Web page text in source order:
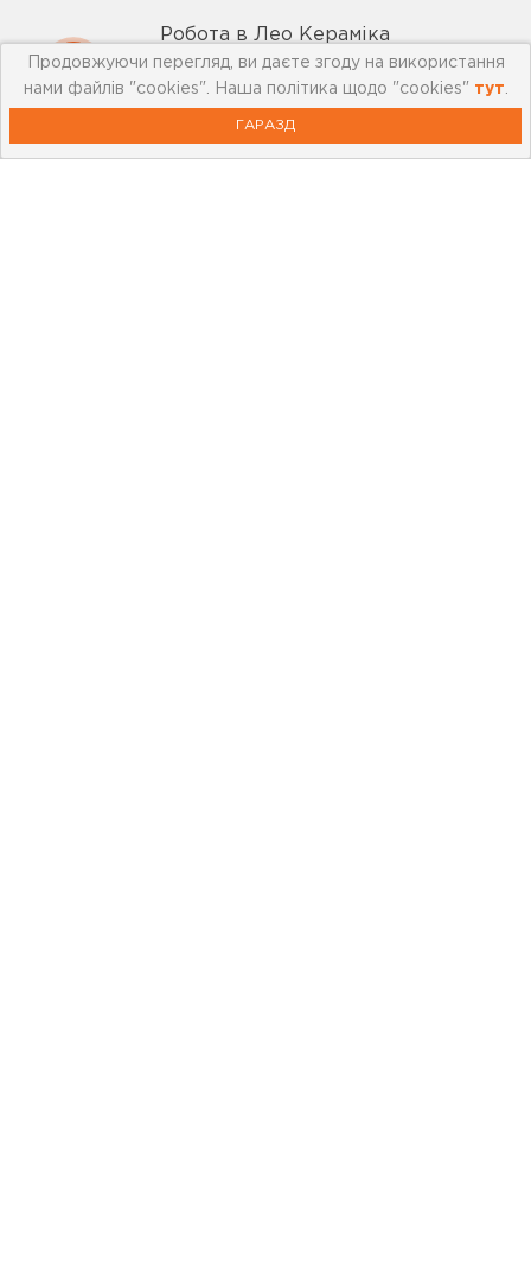
Робота в Лео Кераміка
Контакти
Корисна інформація
Продовжуючи перегляд, ви даєте згоду на використання
нами файлів "cookies". Наша політика щодо "cookies" тут
ГАРАЗД